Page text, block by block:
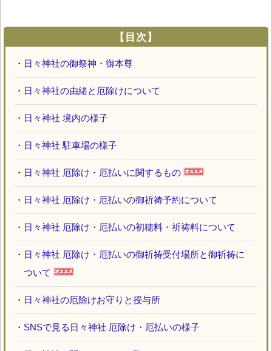
【目次】
・ 日々神社の御祭神・御本尊
・ 日々神社の由緒と厄除けについて
・ 日々神社 境内の様子
・ 日々神社 駐車場の様子
・ 日々神社 厄除け・厄払いに関するもの
・ 日々神社 厄除け・厄払いの御祈祷予約について
・ 日々神社 厄除け・厄払いの初穂料・祈祷料について
・ 日々神社 厄除け・厄払いの御祈祷受付場所と御祈祷に
ついて
・ 日々神社の厄除けお守りと授与所
・ SNSで見る日々神社 厄除け・厄払いの様子